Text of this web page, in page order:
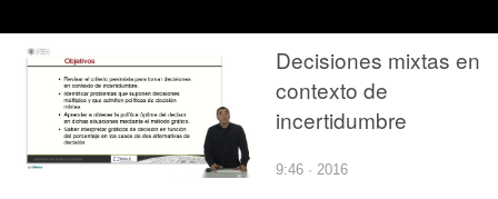
Decisiones mixtas en
contexto de
incertidumbre
9:46 · 2016